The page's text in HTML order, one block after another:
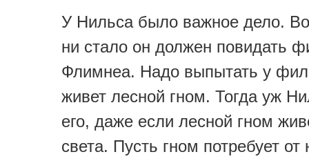
У Нильса было важное дело.
ни стало он должен повидать
Флимнеа. Надо выпытать у
живет лесной гном. Тогда уж
его, даже если лесной гном
света. Пусть гном потребует от